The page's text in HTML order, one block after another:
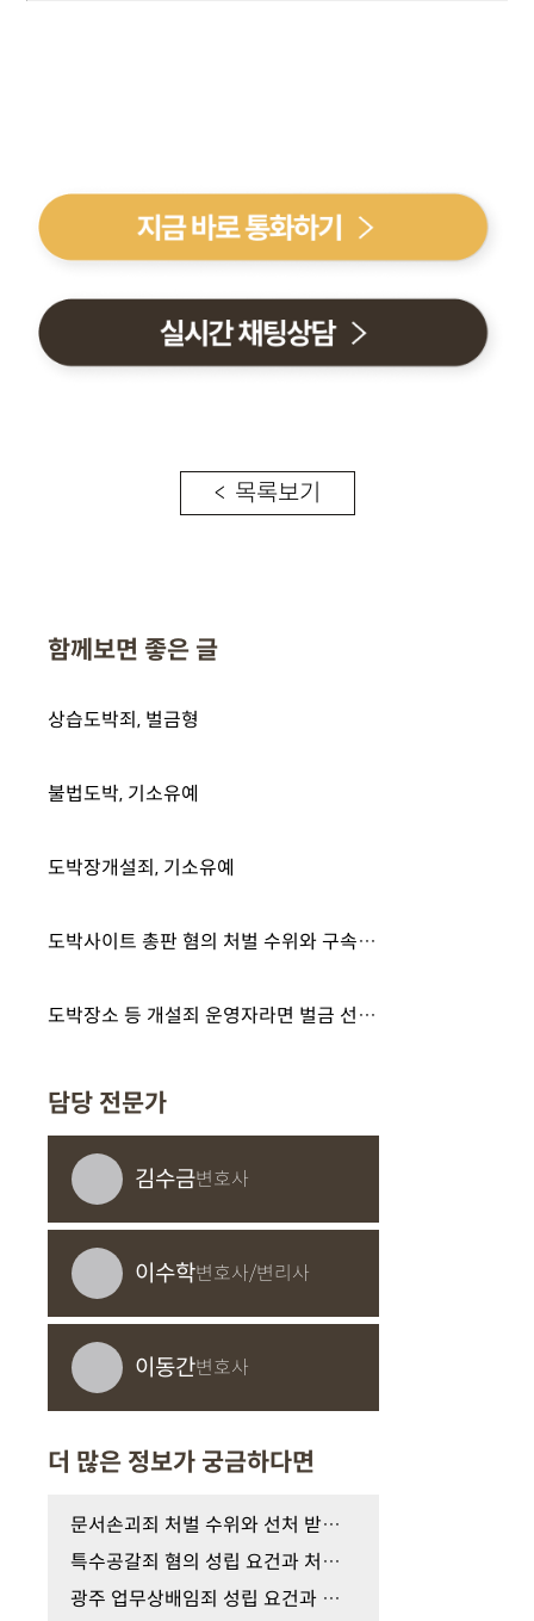
< 목록보기
함께보면 좋은 글
상습도박죄, 벌금형
불법도박, 기소유예
도박장개설죄, 기소유예
도박사이트 총판 혐의 처벌 수위와 구속 영장 대응 방안 필독
도박장소 등 개설죄 운영자라면 벌금 선처 받기 어렵다? 올바른 대응 방법은
담당 전문가
김수금변호사
이수학변호사/변리사
이동간변호사
더 많은 정보가 궁금하다면
문서손괴죄 처벌 수위와 선처 받기 위한 경찰 조사 …
특수공갈죄 혐의 성립 요건과 처벌 수위, 올바른 경…
광주 업무상배임죄 성립 요건과 선처 받기 위한 올바…